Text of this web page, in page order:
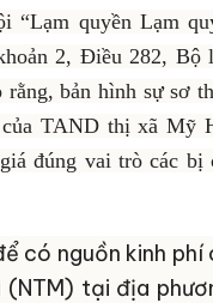
“Lạm quyền Lạm
2, Điều 282, Bộ
bản hình sự sơ
của TAND thị xã Mỹ
đúng vai trò các bị
có nguồn kinh phí
tại địa